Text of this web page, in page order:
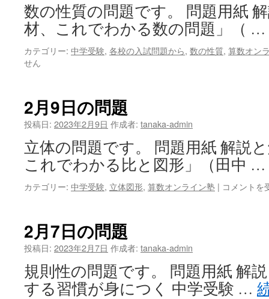
数の性質の問題です。 問題用紙
材、これでわかる数の問題」（ …
カテゴリー: 中学受験, 各校の入試問題から, 数の性質, 算数オン
せん
2月9日の問題
投稿日: 2023年2月9日 作成者: tanaka-admin
立体の問題です。 問題用紙 解説
これでわかる比と図形」（田中 …
カテゴリー: 中学受験, 立体図形, 算数オンライン塾 | 2
は
コメントを
2月7日の問題
投稿日: 2023年2月7日 作成者: tanaka-admin
規則性の問題です。 問題用紙 解
する習慣が身につく 中学受験 …